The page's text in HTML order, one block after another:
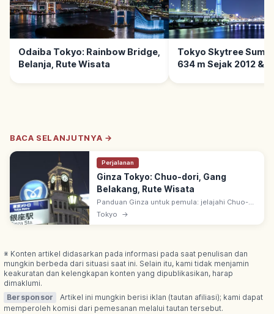
Odaiba Tokyo: Rainbow Bridge,
Belanja, Rute Wisata
Tokyo Skytree
634 m Sejak 2012 &
BACA SELANJUTNYA →
Perjalanan
Ginza Tokyo: Chuo-dori, Gang
Belakang, Rute Wisata
Panduan Ginza untuk pemula: jelajahi Chuo-
dori, jalur pedestrian, pusat info wisata, dan
aturan penting agar belanja serta jalan-jalan
Tokyo →
※ Konten artikel didasarkan pada informasi pada saat penulisan dan
mungkin berbeda dari situasi saat ini. Selain itu, kami tidak menjamin
keakuratan dan kelengkapan konten yang dipublikasikan, harap
dimaklumi.
Bersponsor
Artikel ini mungkin berisi iklan (tautan afiliasi); kami dapat
memperoleh komisi dari pemesanan melalui tautan tersebut.